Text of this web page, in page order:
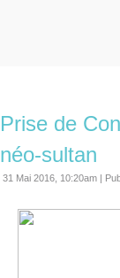
Prise de
néo-sultan
31 Mai 2016, 10:20am |